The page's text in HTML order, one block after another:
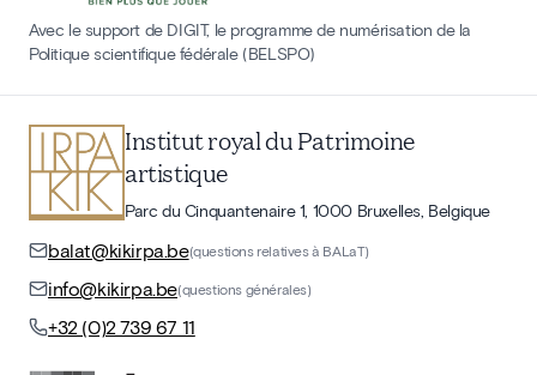
Avec le support de DIGIT, le programme de numérisation de la
Politique scientifique fédérale (BELSPO)
Institut royal du Patrimoine
artistique
Parc du Cinquantenaire 1, 1000 Bruxelles, Belgique
balat@kikirpa.be(questions relatives à BALaT)
info@kikirpa.be(questions générales)
+32 (0)2 739 67 11